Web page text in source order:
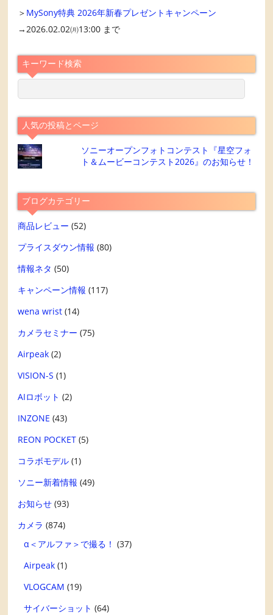
＞ MySony特典 2026年新春プレゼントキャンペーン
→2026.02.02㈪13:00 まで
キーワード検索
人気の投稿とページ
ソニーオープンフォトコンテスト『星空フォ
ト＆ムービーコンテスト2026』のお知らせ！
ブログカテゴリー
商品レビュー (52)
プライスダウン情報 (80)
情報ネタ (50)
キャンペーン情報 (117)
wena wrist (14)
カメラセミナー (75)
Airpeak (2)
VISION-S (1)
AIロボット (2)
INZONE (43)
REON POCKET (5)
コラボモデル (1)
ソニー新着情報 (49)
お知らせ (93)
カメラ (874)
α＜アルファ＞で撮る！ (37)
Airpeak (1)
VLOGCAM (19)
サイバーショット (64)